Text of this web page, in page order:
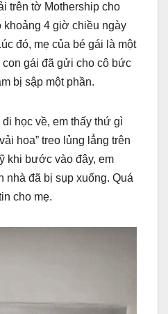
trên tờ Mothership cho
khoảng 4 giờ chiều ngày
đó, mẹ của bé gái là một
gái đã gửi cho cô bức
bị sập một phần.
học về, em thấy thứ gì
hoa” treo lủng lẳng trên
khi bước vào đây, em
nhà đã bị sụp xuống. Quá
cho mẹ.